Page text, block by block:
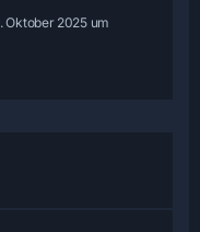
Oktober 2025 um